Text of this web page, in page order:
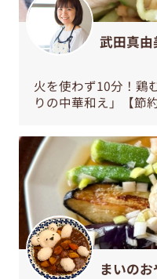
武田真由
火を使わず10分！鶏
りの中華和え」【節
まいの